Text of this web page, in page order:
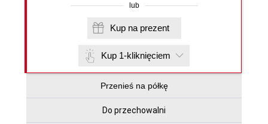
lub
Kup na prezent
Kup 1-kliknięciem
Przenieś na półkę
Do przechowalni